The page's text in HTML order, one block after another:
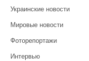
Украинские новости
Мировые новости
Фоторепортажи
Интервью